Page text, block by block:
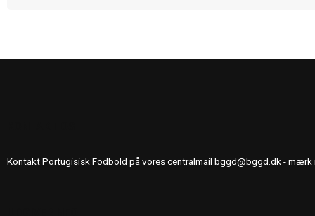
Kontakt Portugisisk Fodbold på vores centralmail bggd@bggd.dk - mærk